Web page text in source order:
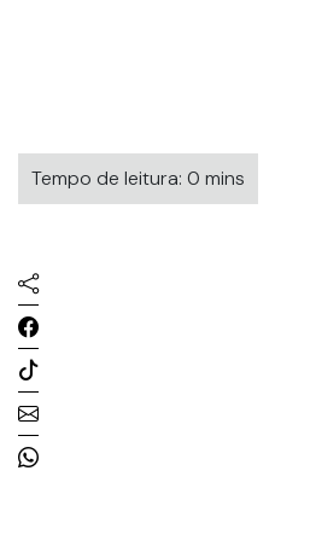
Tempo de leitura: 0 mins